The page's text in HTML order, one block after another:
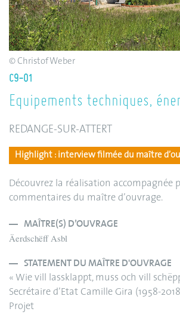
C9-01
Equipements techniques,
REDANGE-SUR-ATTERT
Highlight : interview filmée du maître
Découvrez la réalisation accompagnée
commentaires du maître d’ouvrage.
MAÎTRE(S) D’OUVRAGE
Äerdschëff Asbl
STATEMENT DU MAÎTRE D'OUVRAGE
« Wie vill lassklappt, muss och vill
Secrétaire d’Etat Camille Gira (1958-
Projet
© Christof Weber